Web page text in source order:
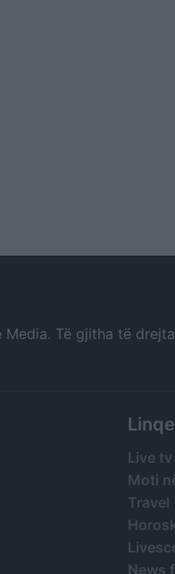
Media. Të gjitha të
Live
Moti
Travel
News